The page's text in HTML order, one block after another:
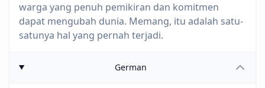
warga yang penuh pemikiran dan komitmen
dapat mengubah dunia. Memang, itu adalah satu-
satunya hal yang pernah terjadi.
German